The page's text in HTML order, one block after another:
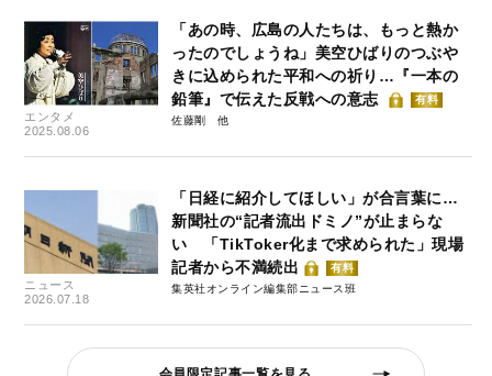
エンタメ
2025.08.06
「あの時、広島の人たちは、もっと熱か
ったのでしょうね」美空ひばりのつぶや
きに込められた平和への祈り…『一本の
鉛筆』で伝えた反戦への意志
有料
佐藤剛
ニュース
2026.07.18
「日経に紹介してほしい」が合言葉に…
新聞社の“記者流出ドミノ”が止まらな
い 「TikToker化まで求められた」現場
記者から不満続出
有料
集英社オンライン編集部ニュース班